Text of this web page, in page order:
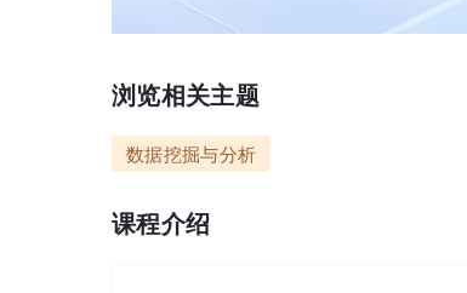
浏览相关主题
数据挖掘与分析
课程介绍